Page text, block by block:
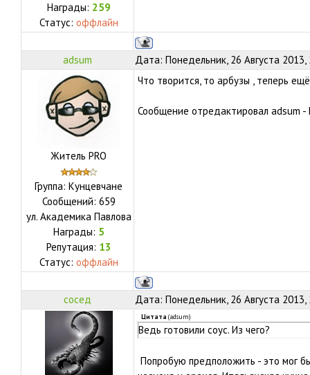
Награды: 259
Статус: оффлайн
adsum Дата: Понедельник, 26 Августа
Житель PRO
Группа: Кунцевчане
Сообщений: 659
ул. Академика Павлова
Награды: 5
Репутация: 13
Статус: оффлайн
Что творится, то арбузы , теперь
Сообщение отредактировал adsum -
сосед Дата: Понедельник, 26 Августа
Цитата (adsum)
Ведь готовили соус. Из чего?
Попробую предположить - это мог